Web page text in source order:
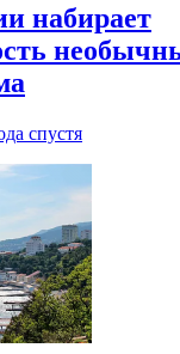
набирает
спустя